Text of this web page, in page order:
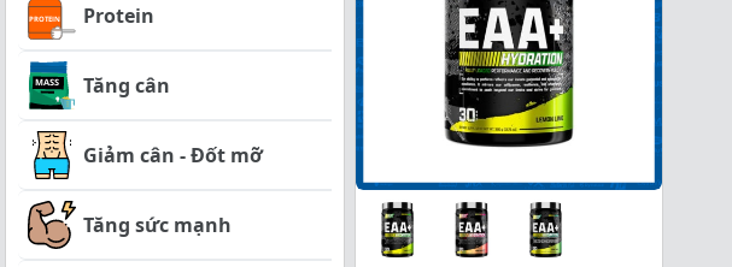
Protein
Tăng cân
Giảm cân - Đốt mỡ
Tăng sức mạnh